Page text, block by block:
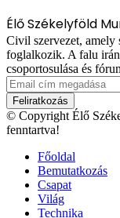
Élő Székelyföld
Civil szervezet, amely
foglalkozik. A falu
csoportosulása és
Email
cím
megadása
© Copyright Élő
fenntartva!
Főoldal
Bemutatkozás
Csapat
Világ
Technika